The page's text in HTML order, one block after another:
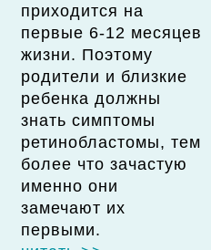
приходится на
первые 6-12 месяцев
жизни. Поэтому
родители и близкие
ребенка должны
знать симптомы
ретинобластомы, тем
более что зачастую
именно они
замечают их
первыми.